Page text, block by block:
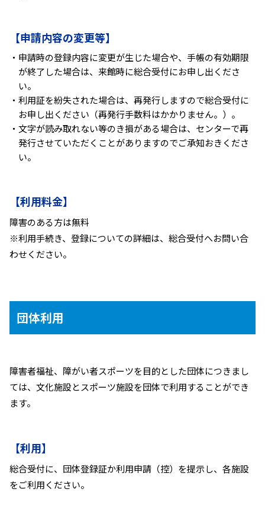
【申請内容の変更等】
・申請時の登録内容に変更が生じた場合や、手帳の有効期限
が終了した場合は、来館時に総合受付にお申し出くださ
い。
・利用証を紛失された場合は、再発行しますので総合受付に
お申し出ください（再発行手数料はかかりません。）。
・文字が読み取れない等のき損がある場合は、センターで再
発行させていただくことがありますのでご承知おきくださ
い。
【利用料金】
障害のある方は無料
※利用手続き、登録についての詳細は、総合受付へお問い合
わせください。
団体利用
障害者福祉、障がい者スポーツを目的とした団体につきまし
ては、文化施設とスポーツ施設を団体で利用することができ
ます。
【利用】
総合受付に、団体登録証か利用申請（控）を提示し、各施設
をご利用ください。